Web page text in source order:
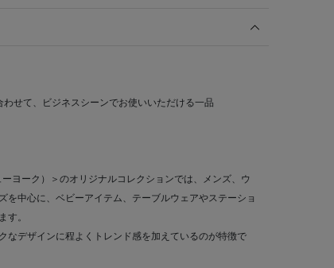
せて、ビジネスシーンでお使いいただける一品
ヨーク）＞のオリジナルコレクションでは、メンズ、ウ
を中心に、ベビーアイテム、テーブルウェアやステーショ
す。
なデザインに程よくトレンド感を加えているのが特徴で